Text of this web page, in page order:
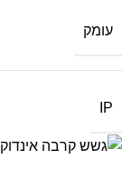
עומק
IP